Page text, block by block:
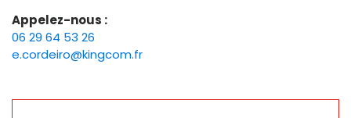
Appelez-nous :
06 29 64 53 26
e.cordeiro@kingcom.fr